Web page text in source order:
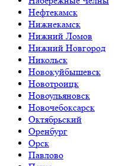
Нефтекамск
Нижнекамск
Нижний Ломов
Нижний Новгород
Никольск
Новокуйбышевск
Новотроицк
Новоульяновск
Новочебоксарск
Октябрьский
Оренбург
Орск
Павлово